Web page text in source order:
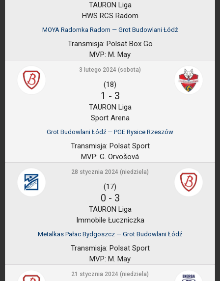
TAURON Liga
HWS RCS Radom
MOYA Radomka Radom — Grot Budowlani Łódź
Transmisja: Polsat Box Go
MVP: M. May
3 lutego 2024 (sobota)
(18)
1 - 3
TAURON Liga
Sport Arena
Grot Budowlani Łódź — PGE Rysice Rzeszów
Transmisja: Polsat Sport
MVP: G. Orvošová
28 stycznia 2024 (niedziela)
(17)
0 - 3
TAURON Liga
Immobile Łuczniczka
Metalkas Pałac Bydgoszcz — Grot Budowlani Łódź
Transmisja: Polsat Sport
MVP: M. May
21 stycznia 2024 (niedziela)